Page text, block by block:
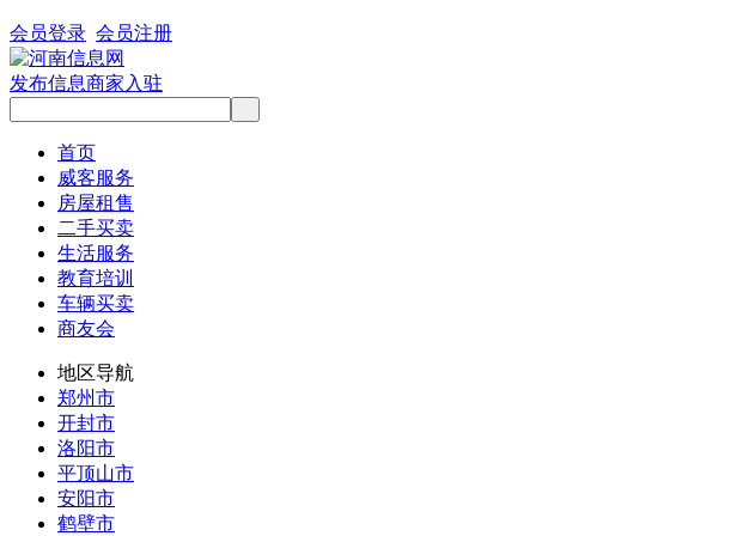
会员登录 会员注册
发布信息商家入驻
首页
威客服务
房屋租售
二手买卖
生活服务
教育培训
车辆买卖
商友会
地区导航
郑州市
开封市
洛阳市
平顶山市
安阳市
鹤壁市